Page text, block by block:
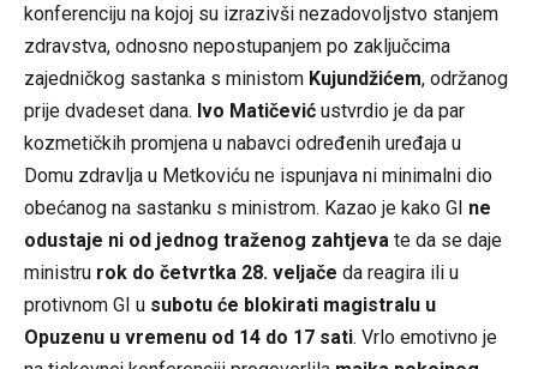
konferenciju na kojoj su izrazivši nezadovoljstvo stanjem
zdravstva, odnosno nepostupanjem po zaključcima
zajedničkog sastanka s ministom Kujundžićem, održanog
prije dvadeset dana. Ivo Matičević ustvrdio je da par
kozmetičkih promjena u nabavci određenih uređaja u
Domu zdravlja u Metkoviću ne ispunjava ni minimalni dio
obećanog na sastanku s ministrom. Kazao je kako GI ne
odustaje ni od jednog traženog zahtjeva te da se daje
ministru rok do četvrtka 28. veljače da reagira ili u
protivnom GI u subotu će blokirati magistralu u
Opuzenu u vremenu od 14 do 17 sati. Vrlo emotivno je